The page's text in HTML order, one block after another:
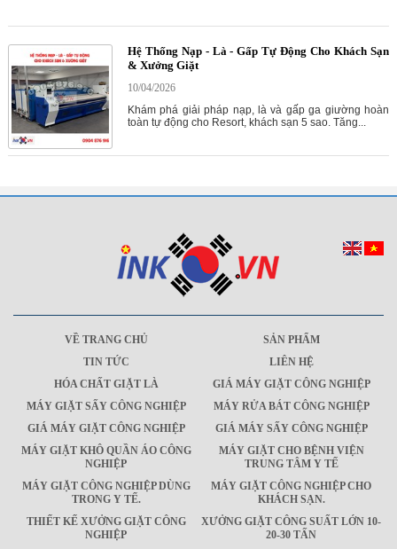
Hệ Thống Nạp - Là - Gấp Tự Động Cho Khách Sạn
& Xưởng Giặt
10/04/2026
Khám phá giải pháp nạp, là và gấp ga giường hoàn
toàn tự động cho Resort, khách sạn 5 sao. Tăng...
VỀ TRANG CHỦ
SẢN PHẨM
TIN TỨC
LIÊN HỆ
HÓA CHẤT GIẶT LÀ
GIÁ MÁY GIẶT CÔNG NGHIỆP
MÁY GIẶT SẤY CÔNG NGHIỆP
MÁY RỬA BÁT CÔNG NGHIỆP
GIÁ MÁY GIẶT CÔNG NGHIỆP
GIÁ MÁY SẤY CÔNG NGHIỆP
MÁY GIẶT KHÔ QUẦN ÁO CÔNG
NGHIỆP
MÁY GIẶT CHO BỆNH VIỆN
TRUNG TÂM Y TẾ
MÁY GIẶT CÔNG NGHIỆP DÙNG
TRONG Y TẾ.
MÁY GIẶT CÔNG NGHIỆP CHO
KHÁCH SẠN.
THIẾT KẾ XƯỞNG GIẶT CÔNG
NGHIỆP
XƯỞNG GIẶT CÔNG SUẤT LỚN 10-
20-30 TẤN